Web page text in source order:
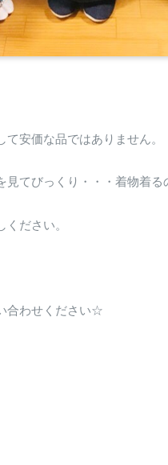
安価な品ではありません。
てびっくり・・・着物着る
ださい。
合わせください☆